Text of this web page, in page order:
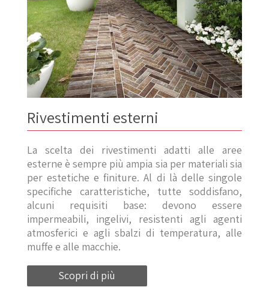
Rivestimenti esterni
La scelta dei rivestimenti adatti alle aree
esterne è sempre più ampia sia per materiali sia
per estetiche e finiture. Al di là delle singole
specifiche caratteristiche, tutte soddisfano,
alcuni requisiti base: devono essere
impermeabili, ingelivi, resistenti agli agenti
atmosferici e agli sbalzi di temperatura, alle
muffe e alle macchie.
Scopri di più